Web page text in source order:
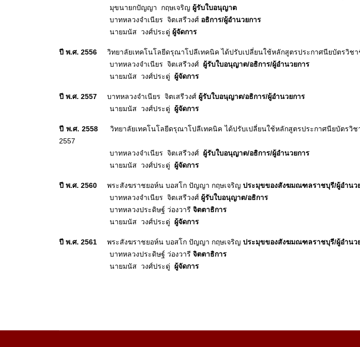
มุขนายกปัญญา กฤษเจริญ ผู้รับใบอนุญาต
บาทหลวงจำเนียร จิตเสรีวงศ์ อธิการ/ผู้อำนวยการ
นายมนัส วงศ์ประดู่ ผู้จัดการ
ปี พ.ศ. 2556
วิทยาลัยเทคโนโลยีดรุณาโปลีเทคนิค ได้ปรับเปลี่ยนใช้หลักสูตรประกาศนียบัตรวิช
บาทหลวงจำเนียร จิตเสรีวงศ์ ผู้รับใบอนุญาต/อธิการ/ผู้อำนวยการ
นายมนัส วงศ์ประดู่ ผู้จัดการ
ปี พ.ศ. 2557 บาทหลวงจำเนียร จิตเสรีวงศ์ ผู้รับใบอนุญาต/อธิการ/ผู้อำนวยการ
นายมนัส วงศ์ประดู่ ผู้จัดการ
ปี พ.ศ. 2558
วิทยาลัยเทคโนโลยีดรุณาโปลีเทคนิค ได้ปรับเปลี่ยนใช้หลักสูตรประกาศนียบัตรวิ
2557
บาทหลวงจำเนียร จิตเสรีวงศ์ ผู้รับใบอนุญาต/อธิการ/ผู้อำนวยการ
นายมนัส วงศ์ประดู่ ผู้จัดการ
ปี พ.ศ. 2560 พระสังฆราชยอห์น บอสโก ปัญญา กฤษเจริญ ประมุขของสังฆมณฑลราชบุรี/ผู้อำนว
บาทหลวงจำเนียร จิตเสรีวงศ์ ผู้รับใบอนุญาต/อธิการ
บาทหลวงประดิษฐ์ ว่องวารี จิตตาธิการ
นายมนัส วงศ์ประดู่ ผู้จัดการ
ปี พ.ศ. 2561 พระสังฆราชยอห์น บอสโก ปัญญา กฤษเจริญ ประมุขของสังฆมณฑลราชบุรี/ผู้อำนว
บาทหลวงประดิษฐ์ ว่องวารี จิตตาธิการ
นายมนัส วงศ์ประดู่ ผู้จัดการ